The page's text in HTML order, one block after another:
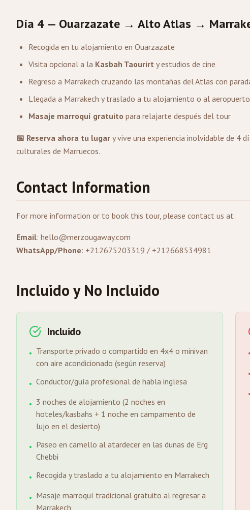
Día 4 — Ouarzazate → Alto Atlas →
Recogida en tu alojamiento en Ouarzazate
Visita opcional a la Kasbah Taourirt y estudios de cine
Regreso a Marrakech cruzando las montañas del Atlas con
Llegada a Marrakech y traslado a tu alojamiento o al aeropuerto
Masaje marroquí gratuito para relajarte después del tour
📅 Reserva ahora tu lugar y vive una experiencia inolvidable de 4
culturales de Marruecos.
Contact Information
For more information or to book this tour, please contact us at:
Email: hello@merzougaway.com
WhatsApp/Phone: +212675203319 / +212668534981
Incluido y No Incluido
Incluido
• Transporte privado o compartido en 4x4 o minivan
con aire acondicionado (según reserva)
• Conductor/guía profesional de habla inglesa
• 3 noches de alojamiento (2 noches en
hoteles/kasbahs + 1 noche en campamento de
lujo en el desierto)
• Paseo en camello al atardecer en las dunas de Erg
Chebbi
• Recogida y traslado a tu alojamiento en Marrakech
• Masaje marroquí tradicional gratuito al regresar a
Marrakech
•
•
•